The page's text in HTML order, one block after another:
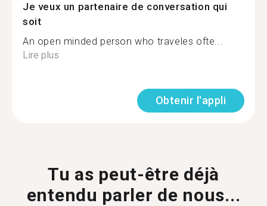
Je veux un partenaire de conversation qui
soit
An open minded person who traveles ofte...
Lire plus
Obtenir l'appli
Tu as peut-être déjà
entendu parler de nous...